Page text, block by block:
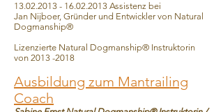
13.02.2013 - 16.02.2013 Assistenz bei
Jan Nijboer, Gründer und Entwickler von Natural
Dogmanship®
Lizenzierte Natural Dogmanship® Instruktorin
von 2013 -2018
Ausbildung zum Mantrailing
Coach